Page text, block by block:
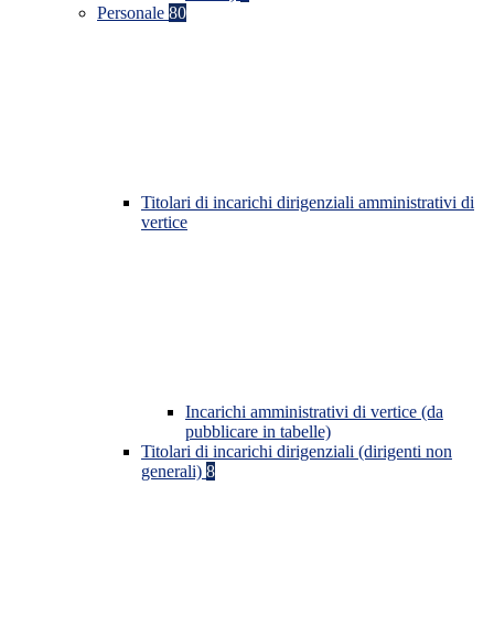
Personale 80
Titolari di incarichi dirigenziali amministrativi di
vertice
Incarichi amministrativi di vertice (da
pubblicare in tabelle)
Titolari di incarichi dirigenziali (dirigenti non
generali) 8